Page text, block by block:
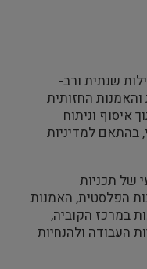
שנתית ורב-
החזותית
איסוף וניתוח
בהתאם למדיניות
של תכניות
הפלסטית, האמנות
במרכז הקוביה,
העבודה ולהנחיות